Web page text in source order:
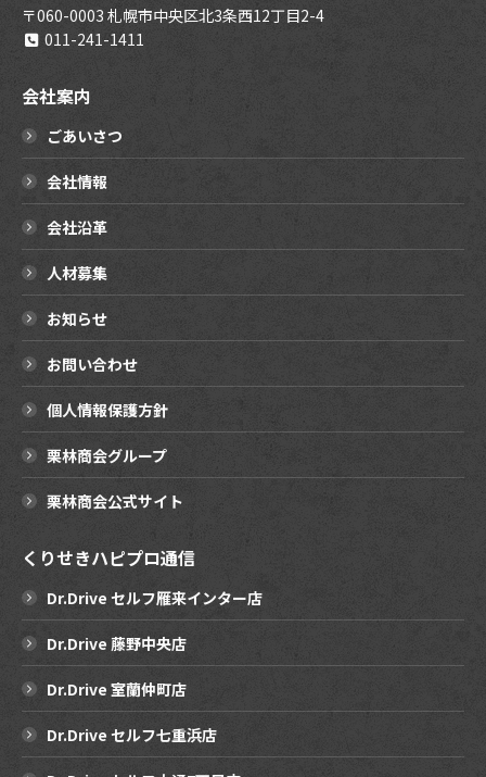
〒060-0003 札幌市中央区北3条西12丁目2-4
011-241-1411
会社案内
ごあいさつ
会社情報
会社沿革
人材募集
お知らせ
お問い合わせ
個人情報保護方針
栗林商会グループ
栗林商会公式サイト
くりせきハピプロ通信
Dr.Drive セルフ雁来インター店
Dr.Drive 藤野中央店
Dr.Drive 室蘭仲町店
Dr.Drive セルフ七重浜店